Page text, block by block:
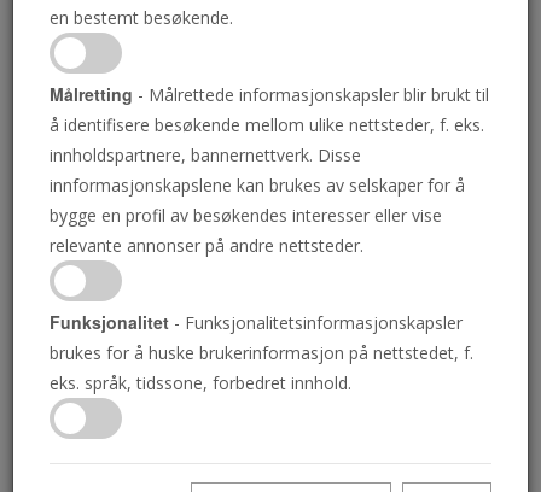
Jeremias bok ble skrevet til oldtidens
israelitter mer enn 100 år etter at de hadde
gått i fangenskap. Tenk over det! Hvorfor
ville Gud få Jeremia til å gjøre noe slikt? Fordi
Jeremias bok først og fremst er for Israel i
endetiden! Og det blir lagt en enda større
vekt på åndelige Israel, eller Guds Kirke. Du
trenger snarest å forstå hvorfor!
Download PDF
en bestemt besøkende.
Målretting - Målrettede informasjonskapsler blir brukt til
å identifisere besøkende mellom ulike nettsteder, f. eks.
innholdspartnere, bannernettverk. Disse
innformasjonskapslene kan brukes av selskaper for å
bygge en profil av besøkendes interesser eller vise
relevante annonser på andre nettsteder.
Funksjonalitet - Funksjonalitetsinformasjonskapsler
brukes for å huske brukerinformasjon på nettstedet, f.
eks. språk, tidssone, forbedret innhold.